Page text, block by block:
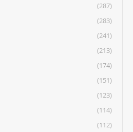
(287)
(283)
(241)
(213)
(174)
(151)
(123)
(114)
(112)